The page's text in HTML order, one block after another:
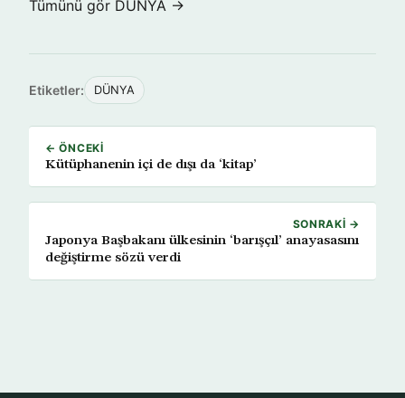
Tümünü gör DÜNYA →
Etiketler: DÜNYA
← ÖNCEKI
Kütüphanenin içi de dışı da ‘kitap’
SONRAKI →
Japonya Başbakanı ülkesinin ‘barışçıl’ anayasasını
değiştirme sözü verdi